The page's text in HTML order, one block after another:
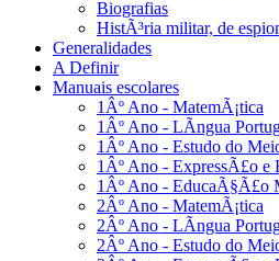
Biografias
HistÃ³ria militar, de
Generalidades
A Definir
Manuais escolares
1Âº Ano - MatemÃ¡tica
1Âº Ano - LÃ­ngua
1Âº Ano - Estudo do
1Âº Ano - ExpressÃ£o e
1Âº Ano - EducaÃ§Ã£o
2Âº Ano - MatemÃ¡tica
2Âº Ano - LÃ­ngua
2Âº Ano - Estudo do